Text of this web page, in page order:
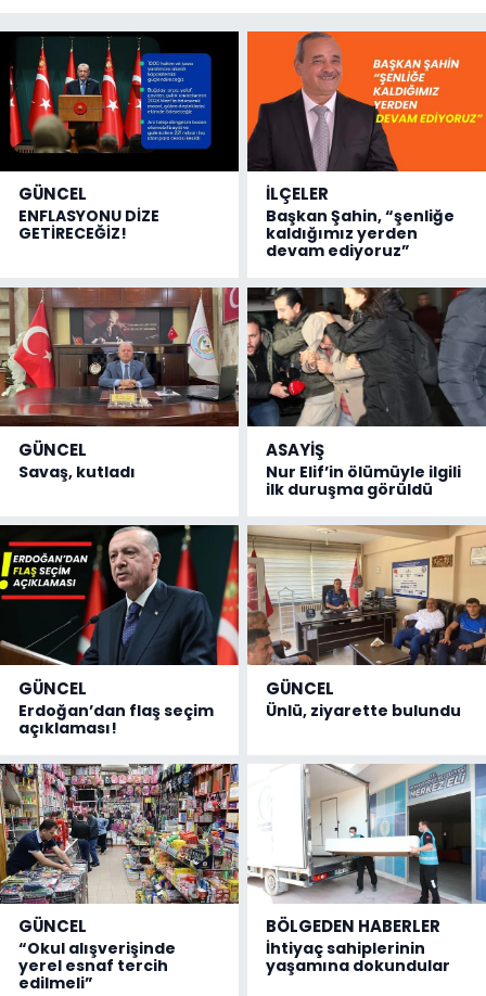
GÜNCEL
ENFLASYONU DİZE
GETİRECEĞİZ!
İLÇELER
Başkan Şahin, “şenliğe
kaldığımız yerden
devam ediyoruz”
GÜNCEL
Savaş, kutladı
ASAYİŞ
Nur Elif’in ölümüyle ilgili
ilk duruşma görüldü
GÜNCEL
Erdoğan’dan flaş seçim
açıklaması!
GÜNCEL
Ünlü, ziyarette bulundu
GÜNCEL
“Okul alışverişinde
yerel esnaf tercih
edilmeli”
BÖLGEDEN HABERLER
İhtiyaç sahiplerinin
yaşamına dokundular